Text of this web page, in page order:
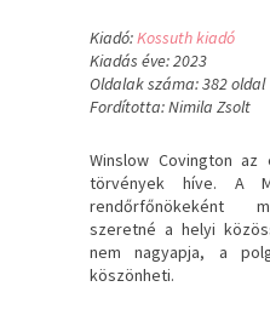
Kiadó:Kossuth kiadó
Kiadás éve: 2023
Oldalak száma: 382 oldal
Fordította: Nimila Zsolt
Winslow ​Covington
törvények híve. A
rendőrfőnökeként
szeretné a helyi
nem nagyapja, a
köszönheti.